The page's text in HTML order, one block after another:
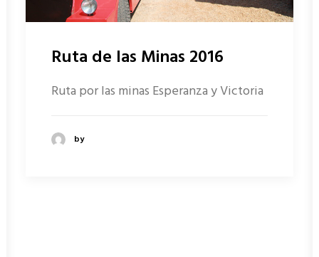
Ruta de las Minas 2016
Ruta por las minas Esperanza y Victoria
by